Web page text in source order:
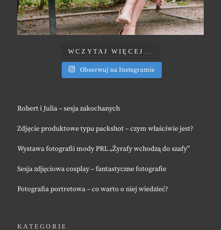
WCZYTAJ WIĘCEJ...
Obserwuj na Instagramie
Robert i Julia – sesja zakochanych
Zdjęcie produktowe typu packshot – czym właściwie jest?
Wystawa fotografii mody PRL „Żyrafy wchodzą do szafy”
Sesja zdjęciowa cosplay – fantastyczne fotografie
Fotografia portretowa – co warto o niej wiedzieć?
KATEGORIE